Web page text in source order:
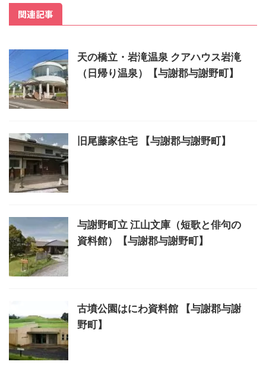
関連記事
天の橋立・岩滝温泉 クアハウス岩滝
（日帰り温泉）【与謝郡与謝野町】
旧尾藤家住宅 【与謝郡与謝野町】
与謝野町立 江山文庫（短歌と俳句の
資料館）【与謝郡与謝野町】
古墳公園はにわ資料館 【与謝郡与謝
野町】